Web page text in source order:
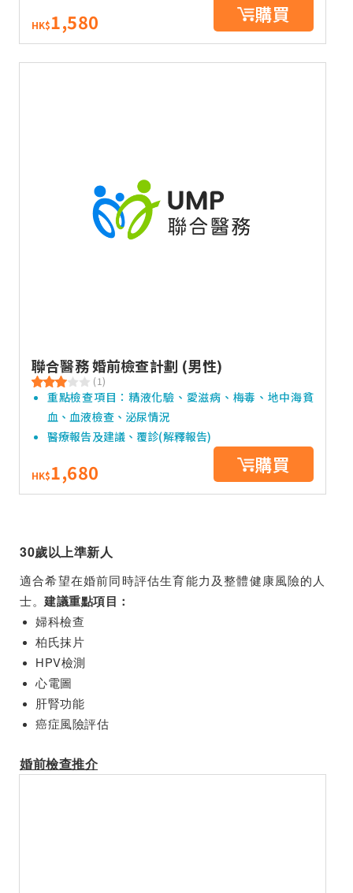
HK$1,580 購買
聯合醫務 婚前檢查計劃 (男性)
(1)
重點檢查項目：精液化驗、愛滋病、梅毒、地中海貧
血、血液檢查、泌尿情況
醫療報告及建議、覆診(解釋報告)
HK$1,680 購買
30歲以上準新人
適合希望在婚前同時評估生育能力及整體健康風險的人
士。 建議重點項目：
婦科檢查
柏氏抹片
HPV檢測
心電圖
肝腎功能
癌症風險評估
婚前檢查推介